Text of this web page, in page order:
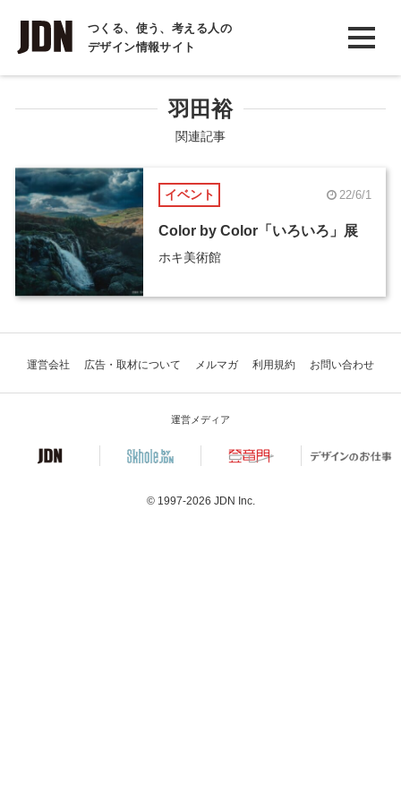
つくる、使う、考える人の
デザイン情報サイト
INTERVIEW
インタビュー
COLUMN
コラム
羽田裕
関連記事
イベント 22/6/1
Color by Color「いろいろ」展
ホキ美術館
運営会社 広告・取材について メルマガ 利用規約 お問い合わせ
運営メディア
© 1997-2026 JDN Inc.